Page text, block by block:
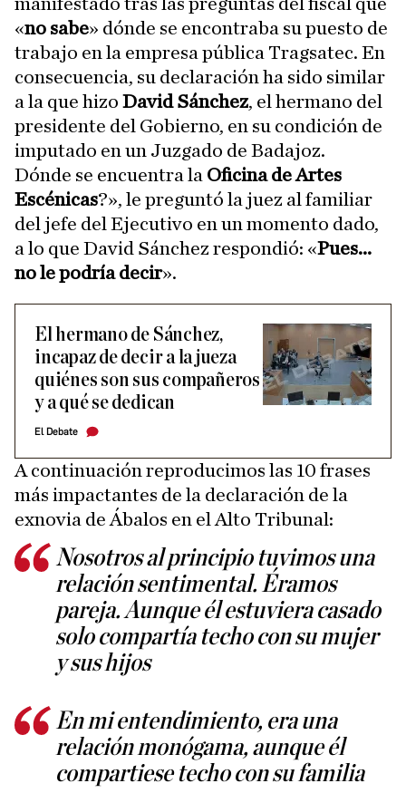
«no sabe» dónde se encontraba su puesto de
trabajo en la empresa pública Tragsatec. En
consecuencia, su declaración ha sido similar
a la que hizo David Sánchez, el hermano del
presidente del Gobierno, en su condición de
imputado en un Juzgado de Badajoz.
Dónde se encuentra la Oficina de Artes
Escénicas?», le preguntó la juez al familiar
del jefe del Ejecutivo en un momento dado,
a lo que David Sánchez respondió: «Pues...
no le podría decir».
El hermano de Sánchez,
incapaz de decir a la jueza
quiénes son sus compañeros
y a qué se dedican
El Debate
A continuación reproducimos las 10 frases
más impactantes de la declaración de la
exnovia de Ábalos en el Alto Tribunal:
Nosotros al principio tuvimos una
relación sentimental. Éramos
pareja. Aunque él estuviera casado
solo compartía techo con su mujer
y sus hijos
En mi entendimiento, era una
relación monógama, aunque él
compartiese techo con su familia